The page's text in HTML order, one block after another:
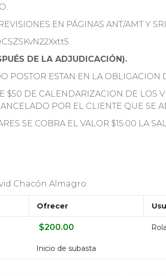
EN PÁGINAS ANT/AMT Y
DE LA ADJUDICACIÓN).
POSTOR ESTAN EN LA OBLIGACION
$50 DE CALENDARIZACION DE LOS
POR EL CLIENTE QUE SE
SE COBRA EL VALOR $15.00 LA
Chacón Almagro
Ofrecer
$200.00
Inicio de subasta